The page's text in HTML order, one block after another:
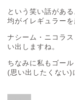
という笑い話があ
均がイレギュラー
ナシーム・ニコラ
い出しますね。
ちなみに私もゴー
(思い出したくない)